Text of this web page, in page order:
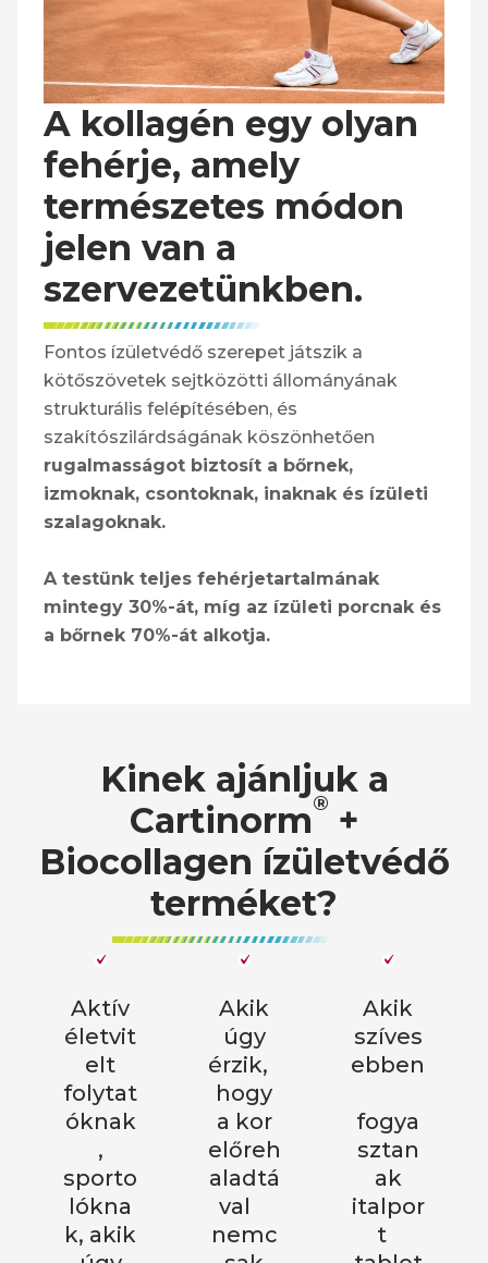
A kollagén egy olyan
fehérje, amely
természetes módon
jelen van a
szervezetünkben.
Fontos ízületvédő szerepet játszik a
kötőszövetek sejtközötti állományának
strukturális felépítésében, és
szakítószilárdságának köszönhetően
rugalmasságot biztosít a bőrnek,
izmoknak, csontoknak, inaknak és ízületi
szalagoknak.
A testünk teljes fehérjetartalmának
mintegy 30%-át, míg az ízületi porcnak és
a bőrnek 70%-át alkotja.
Kinek ajánljuk a
Cartinorm® +
Biocollagen ízületvédő
terméket?​​​​
Aktív
életvit
elt
folytat
óknak
,
sporto
lókna
k, akik
Akik
úgy
érzik,
hogy
a kor
előreh
aladtá
val
nemc
Akik
szíves
ebben
fogya
sztan
ak
italpor
t